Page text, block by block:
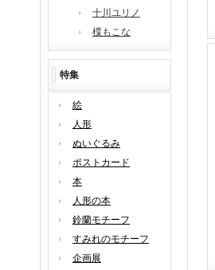
十川ユリノ
楪もこな
特集
絵
人形
ぬいぐるみ
ポストカード
本
人形の本
鈴蘭モチーフ
すみれのモチーフ
企画展